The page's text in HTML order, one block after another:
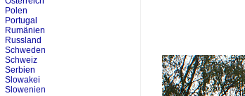
Polen
Portugal
Rumänien
Russland
Schweden
Schweiz
Serbien
Slowakei
Slowenien